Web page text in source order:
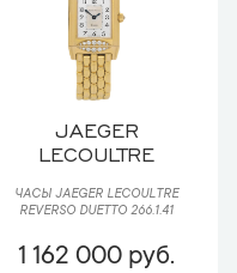
JAEGER
LECOULTRE
ЧАСЫ JAEGER LECOULTRE
REVERSO DUETTO 266.1.41
1 162 000 руб.